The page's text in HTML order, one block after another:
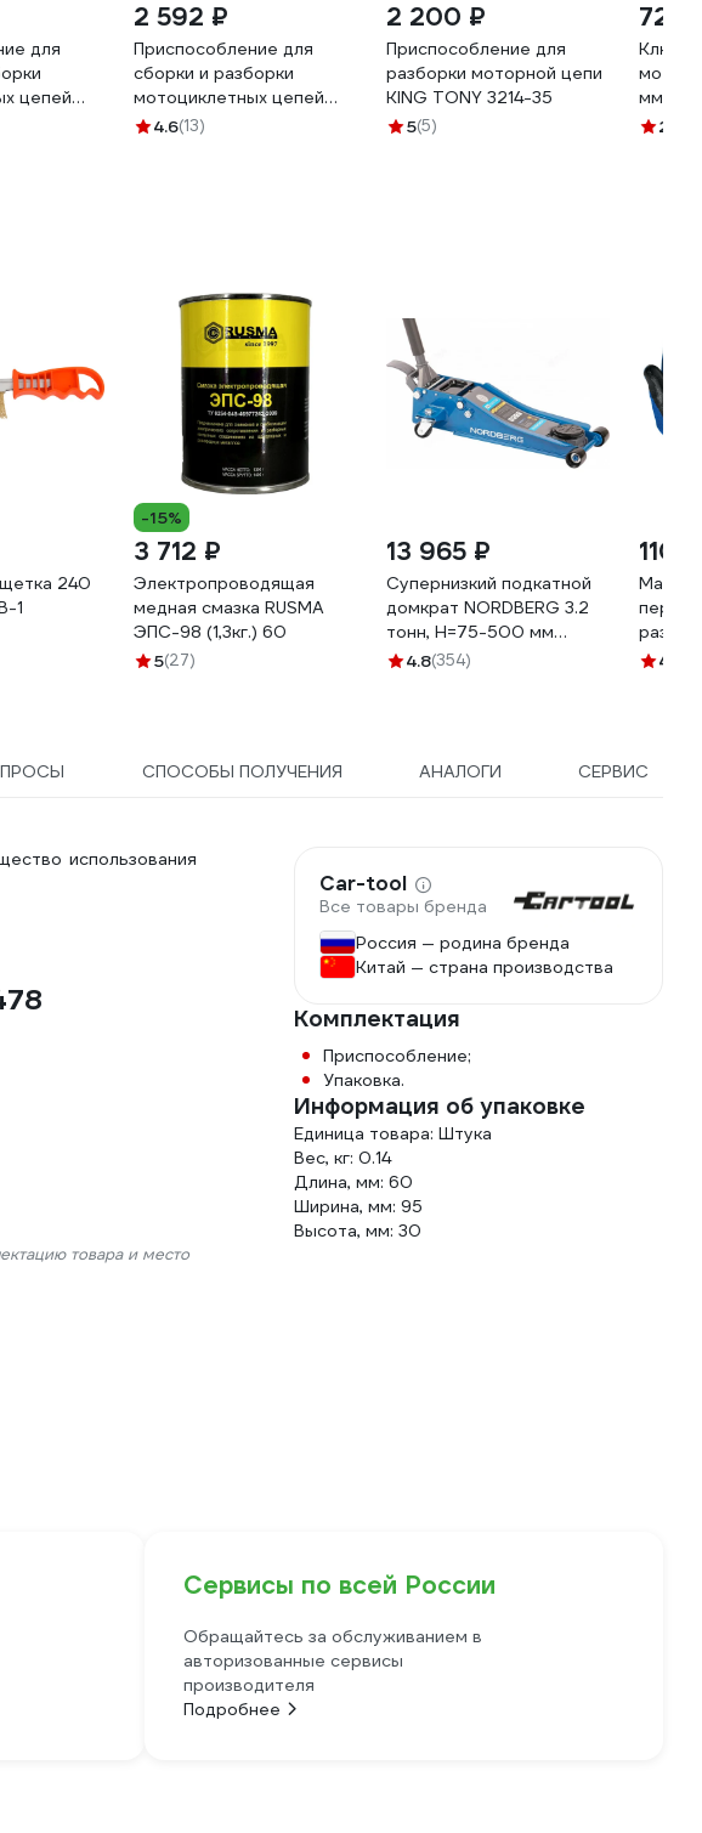
для
цепей
2 592 ₽
Приспособление для
сборки и разборки
мотоциклетных цепей
KRAFT KT 701111
4.6(13)
2 200 ₽
Приспособление для
разборки моторной цепи
KING TONY 3214-35
5(5)
725
Ключ
мм
2.9
240
1
-15%
3 712 ₽
Электропроводящая
медная смазка RUSMA
ЭПС-98 (1,3кг.) 60
5(27)
13 965 ₽
Супернизкий подкатной
домкрат NORDBERG 3.2
тонн, H=75-500 мм
N32032
4.8(354)
110 ₽
размер
4.7
СПОСОБЫ ПОЛУЧЕНИЯ АНАЛОГИ СЕРВИС
использования
товара и место
Car-tool
Все товары бренда
Россия — родина бренда
Китай — страна производства
Комплектация
Приспособление;
Упаковка.
Информация об упаковке
Единица товара: Штука
Вес, кг: 0.14
Длина, мм: 60
Ширина, мм: 95
Высота, мм: 30
Сервисы по всей России
Обращайтесь за обслуживанием в
авторизованные сервисы
производителя
Подробнее